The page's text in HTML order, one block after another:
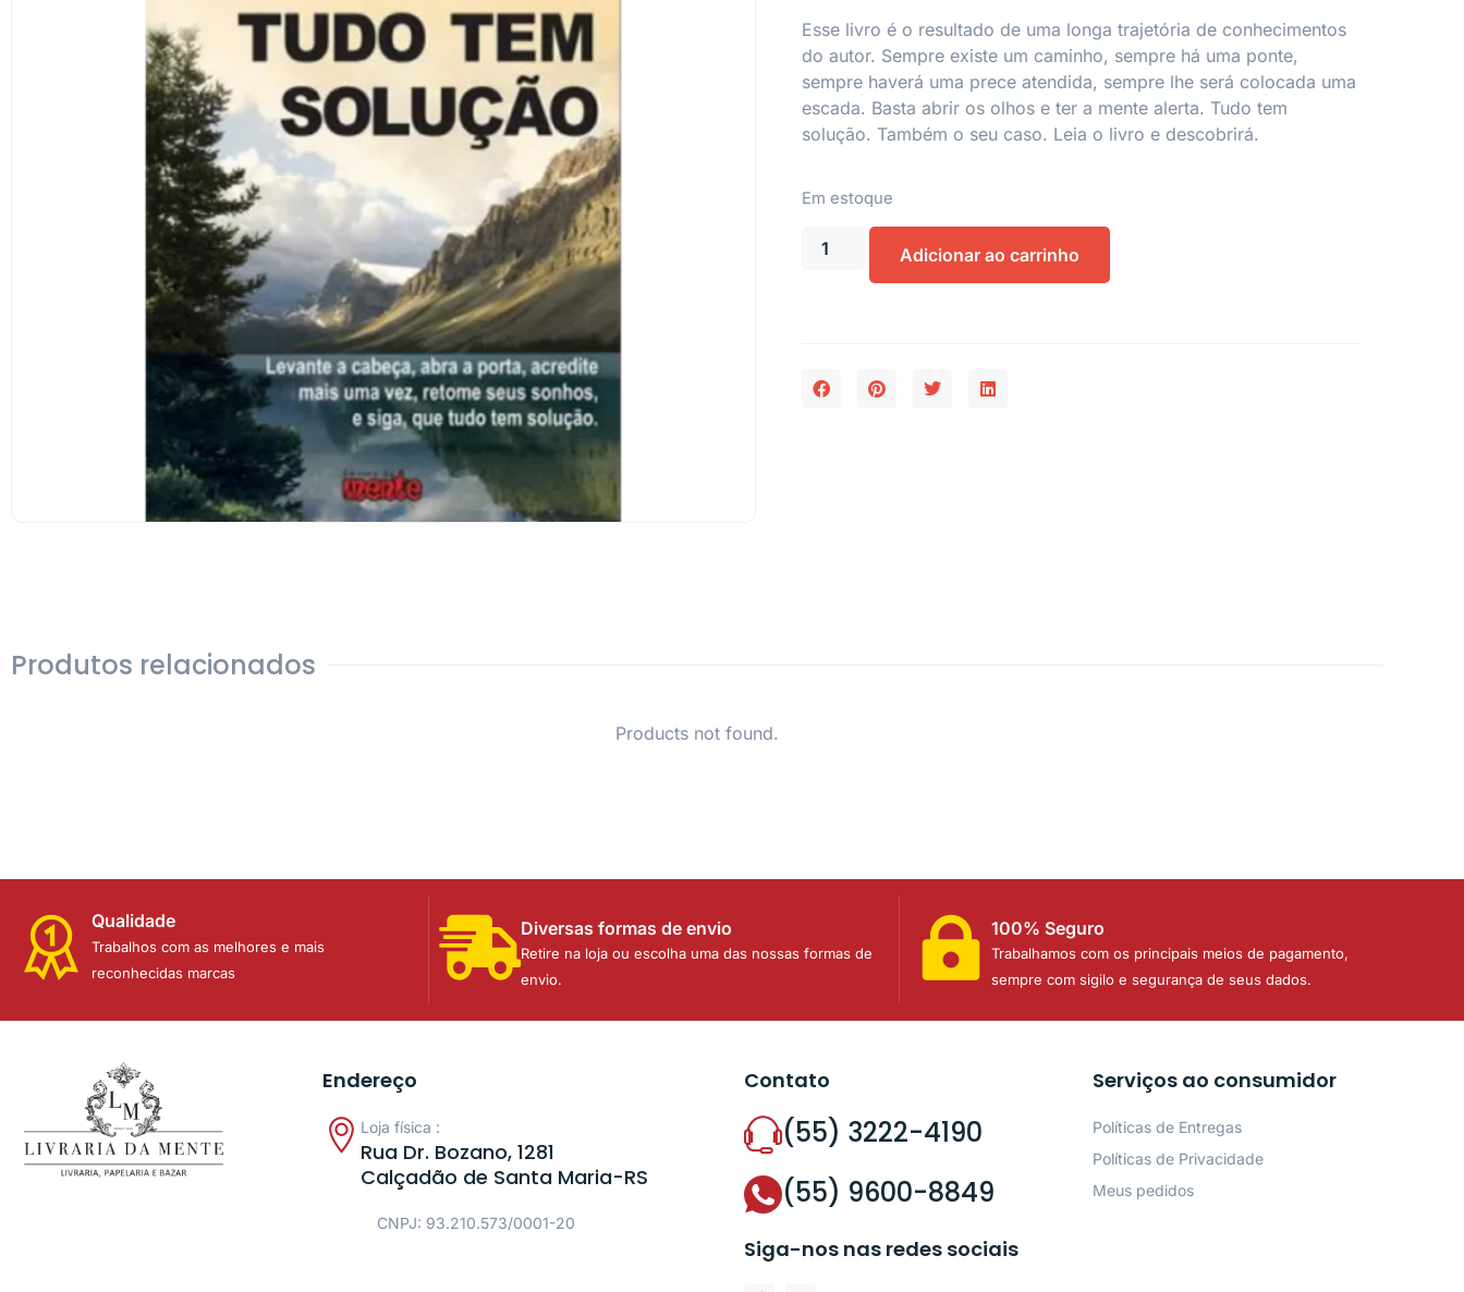
Esse livro é o resultado de uma longa trajetória de conhecimentos
do autor. Sempre existe um caminho, sempre há uma ponte,
sempre haverá uma prece atendida, sempre lhe será colocada uma
escada. Basta abrir os olhos e ter a mente alerta. Tudo tem
solução. Também o seu caso. Leia o livro e descobrirá.
Em estoque
Adicionar ao carrinho
Produtos relacionados
Products not found.
Qualidade
Trabalhos com as melhores e mais
reconhecidas marcas
Diversas formas de envio
Retire na loja ou escolha uma das nossas formas de
envio.
100% Seguro
Trabalhamos com os principais meios de pagamento,
sempre com sigilo e segurança de seus dados.
Endereço
Loja física :
Rua Dr. Bozano, 1281
Calçadão de Santa Maria-RS
CNPJ: 93.210.573/0001-20
Contato
(55) 3222-4190
(55) 9600-8849
Siga-nos nas redes sociais
Serviços ao consumidor
Políticas de Entregas
Políticas de Privacidade
Meus pedidos